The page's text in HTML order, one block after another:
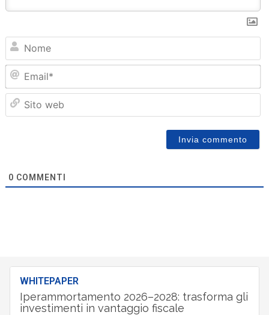
0 COMMENTI
WHITEPAPER
Iperammortamento 2026–2028: trasforma gli
investimenti in vantaggio fiscale